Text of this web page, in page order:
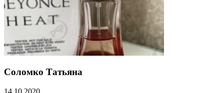
Соломко Татьяна
14.10.2020